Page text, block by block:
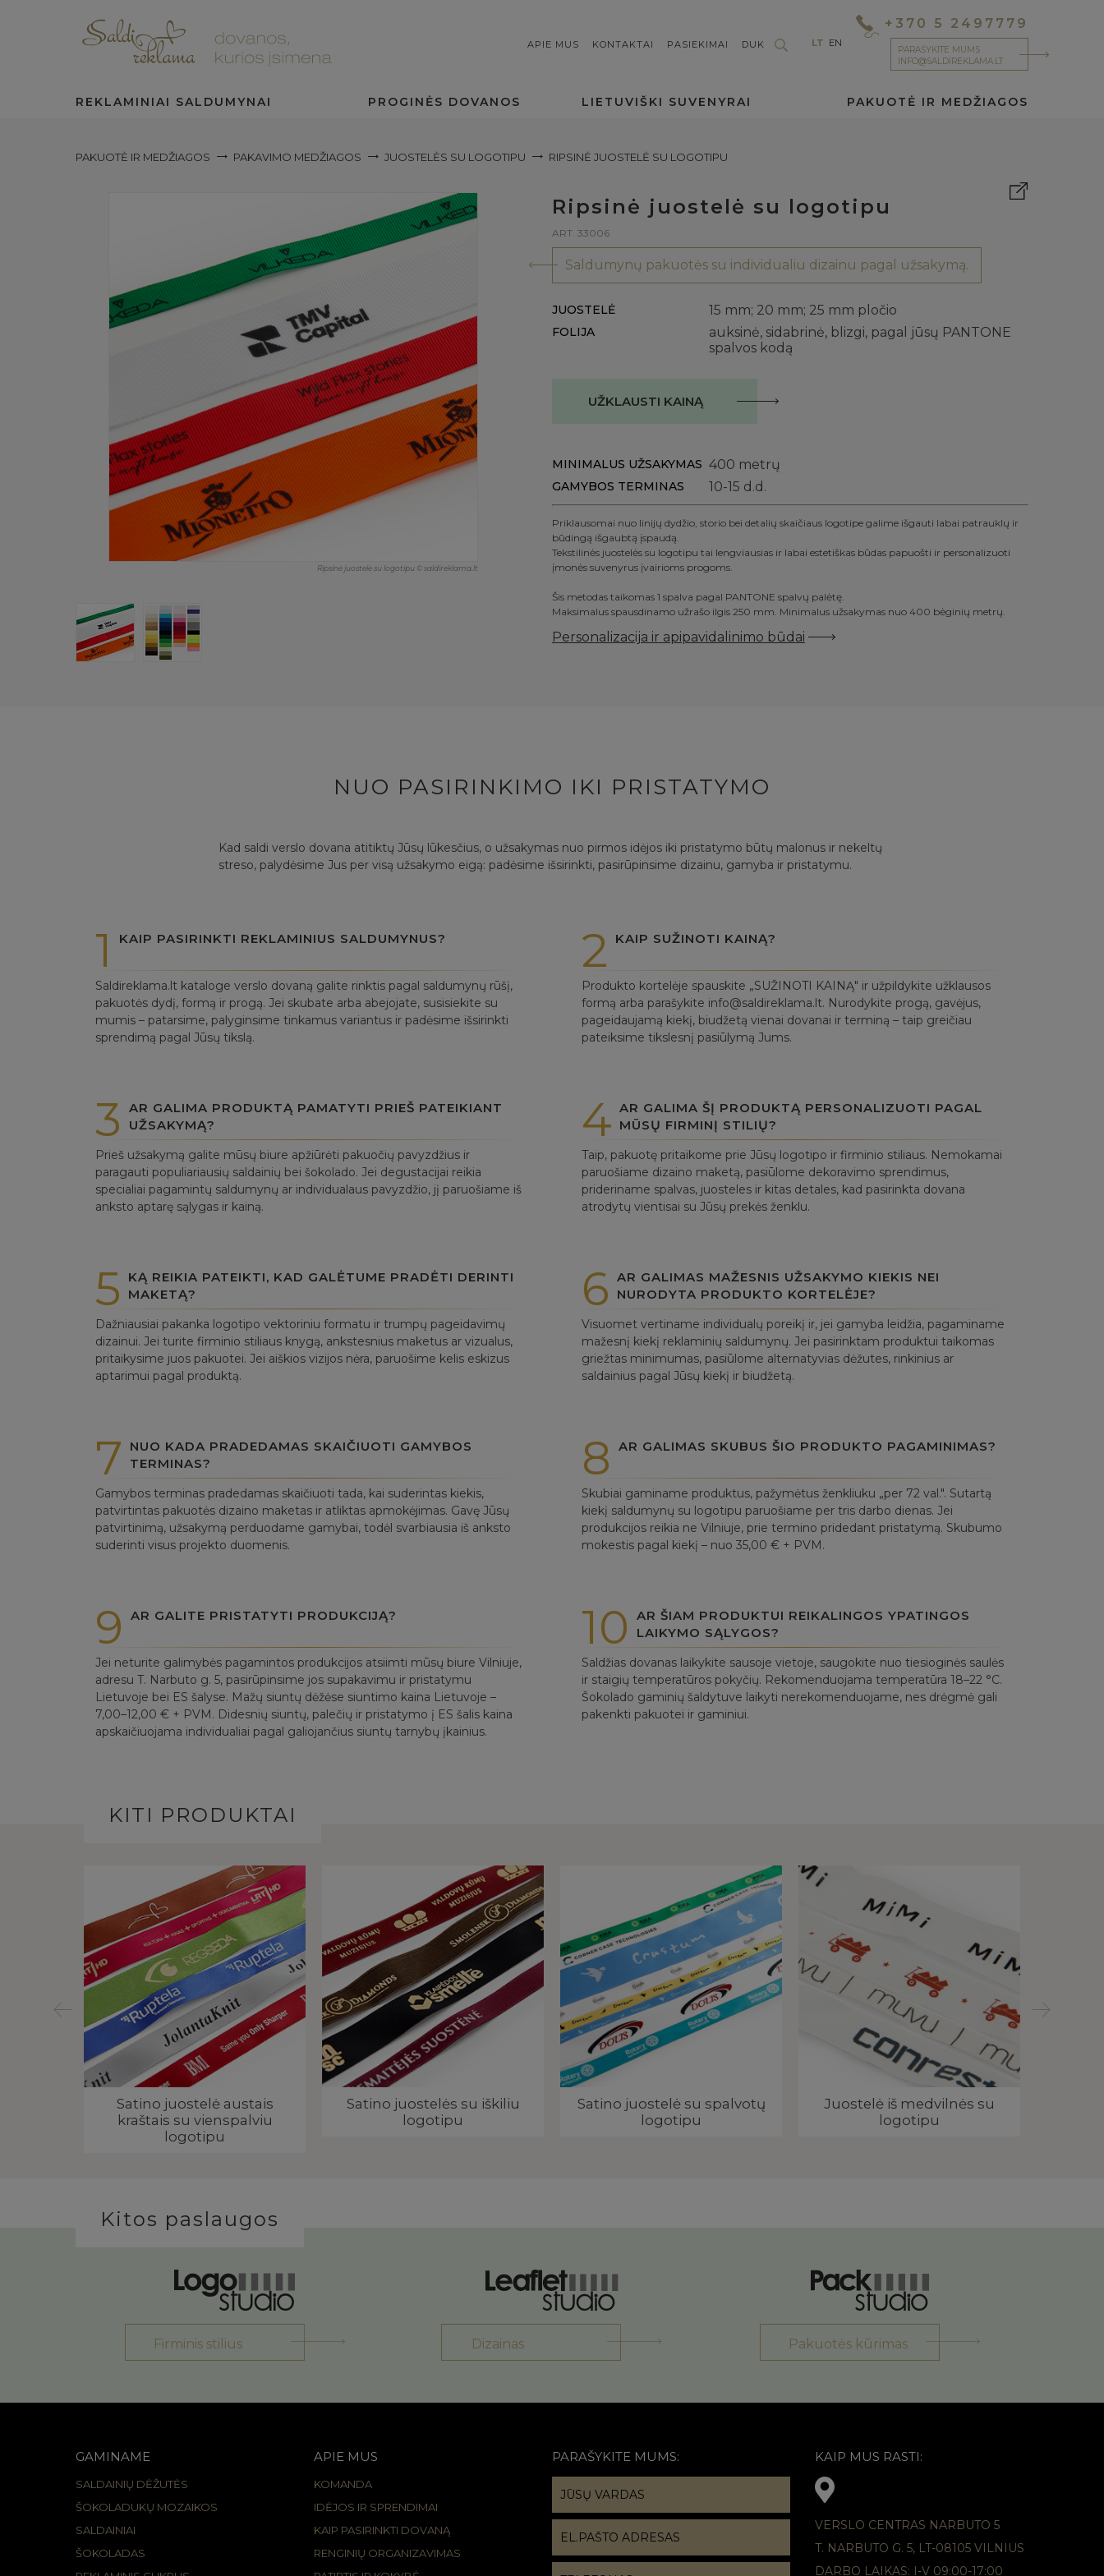
APIE MUS KONTAKTAI PASIEKIMAI DUK LT EN
+370 5 2497779
PARAŠYKITE MUMS
INFO@SALDIREKLAMA.LT
REKLAMINIAI SALDUMYNAI PROGINĖS DOVANOS LIETUVIŠKI SUVENYRAI PAKUOTĖ IR MEDŽIAGOS
PAKUOTĖ IR MEDŽIAGOS PAKAVIMO MEDŽIAGOS JUOSTELĖS SU LOGOTIPU RIPSINĖ JUOSTELĖ SU LOGOTIPU
Ripsinė juostelė su logotipu © saldireklama.lt
Ripsinė juostelė su logotipu
ART. 33006
Saldumynų pakuotės su individualiu dizainu pagal užsakymą.
JUOSTELĖ 15 mm; 20 mm; 25 mm pločio
FOLIJA
auksinė, sidabrinė, blizgi, pagal jūsų PANTONE
spalvos kodą
UŽKLAUSTI KAINĄ
MINIMALUS UŽSAKYMAS 400 metrų
GAMYBOS TERMINAS 10-15 d.d.
Priklausomai nuo linijų dydžio, storio bei detalių skaičiaus logotipe galime išgauti labai patrauklų ir
būdingą išgaubtą įspaudą.
Tekstilinės juostelės su logotipu tai lengviausias ir labai estetiškas būdas papuošti ir personalizuoti
įmonės suvenyrus įvairioms progoms.
Šis metodas taikomas 1 spalva pagal PANTONE spalvų palėtę.
Maksimalus spausdinamo užrašo ilgis 250 mm. Minimalus užsakymas nuo 400 bėginių metrų.
Personalizacija ir apipavidalinimo būdai
NUO PASIRINKIMO IKI PRISTATYMO
Kad saldi verslo dovana atitiktų Jūsų lūkesčius, o užsakymas nuo pirmos idėjos iki pristatymo būtų malonus ir nekeltų
streso, palydėsime Jus per visą užsakymo eigą: padėsime išsirinkti, pasirūpinsime dizainu, gamyba ir pristatymu.
1 KAIP PASIRINKTI REKLAMINIUS SALDUMYNUS?
Saldireklama.lt kataloge verslo dovaną galite rinktis pagal saldumynų rūšį,
pakuotės dydį, formą ir progą. Jei skubate arba abejojate, susisiekite su
mumis – patarsime, palyginsime tinkamus variantus ir padėsime išsirinkti
sprendimą pagal Jūsų tikslą.
2 KAIP SUŽINOTI KAINĄ?
Produkto kortelėje spauskite „SUŽINOTI KAINĄ" ir užpildykite užklausos
formą arba parašykite info@saldireklama.lt. Nurodykite progą, gavėjus,
pageidaujamą kiekį, biudžetą vienai dovanai ir terminą – taip greičiau
pateiksime tikslesnį pasiūlymą Jums.
3
AR GALIMA PRODUKTĄ PAMATYTI PRIEŠ PATEIKIANT
UŽSAKYMĄ?
Prieš užsakymą galite mūsų biure apžiūrėti pakuočių pavyzdžius ir
paragauti populiariausių saldainių bei šokolado. Jei degustacijai reikia
specialiai pagamintų saldumynų ar individualaus pavyzdžio, jį paruošiame iš
anksto aptarę sąlygas ir kainą.
4 AR GALIMA ŠĮ PRODUKTĄ PERSONALIZUOTI PAGAL
MŪSŲ FIRMINĮ STILIŲ?
Taip, pakuotę pritaikome prie Jūsų logotipo ir firminio stiliaus. Nemokamai
paruošiame dizaino maketą, pasiūlome dekoravimo sprendimus,
prideriname spalvas, juosteles ir kitas detales, kad pasirinkta dovana
atrodytų vientisai su Jūsų prekės ženklu.
5
KĄ REIKIA PATEIKTI, KAD GALĖTUME PRADĖTI DERINTI
MAKETĄ?
Dažniausiai pakanka logotipo vektoriniu formatu ir trumpų pageidavimų
dizainui. Jei turite firminio stiliaus knygą, ankstesnius maketus ar vizualus,
pritaikysime juos pakuotei. Jei aiškios vizijos nėra, paruošime kelis eskizus
aptarimui pagal produktą.
6 AR GALIMAS MAŽESNIS UŽSAKYMO KIEKIS NEI
NURODYTA PRODUKTO KORTELĖJE?
Visuomet vertiname individualų poreikį ir, jei gamyba leidžia, pagaminame
mažesnį kiekį reklaminių saldumynų. Jei pasirinktam produktui taikomas
griežtas minimumas, pasiūlome alternatyvias dėžutes, rinkinius ar
saldainius pagal Jūsų kiekį ir biudžetą.
7
NUO KADA PRADEDAMAS SKAIČIUOTI GAMYBOS
TERMINAS?
Gamybos terminas pradedamas skaičiuoti tada, kai suderintas kiekis,
patvirtintas pakuotės dizaino maketas ir atliktas apmokėjimas. Gavę Jūsų
patvirtinimą, užsakymą perduodame gamybai, todėl svarbiausia iš anksto
suderinti visus projekto duomenis.
8 AR GALIMAS SKUBUS ŠIO PRODUKTO PAGAMINIMAS?
Skubiai gaminame produktus, pažymėtus ženkliuku „per 72 val.". Sutartą
kiekį saldumynų su logotipu paruošiame per tris darbo dienas. Jei
produkcijos reikia ne Vilniuje, prie termino pridedant pristatymą. Skubumo
mokestis pagal kiekį – nuo 35,00 € + PVM.
9 AR GALITE PRISTATYTI PRODUKCIJĄ?
Jei neturite galimybės pagamintos produkcijos atsiimti mūsų biure Vilniuje,
adresu T. Narbuto g. 5, pasirūpinsime jos supakavimu ir pristatymu
Lietuvoje bei ES šalyse. Mažų siuntų dėžėse siuntimo kaina Lietuvoje –
7,00–12,00 € + PVM. Didesnių siuntų, palečių ir pristatymo į ES šalis kaina
apskaičiuojama individualiai pagal galiojančius siuntų tarnybų įkainius.
10
AR ŠIAM PRODUKTUI REIKALINGOS YPATINGOS
LAIKYMO SĄLYGOS?
Saldžias dovanas laikykite sausoje vietoje, saugokite nuo tiesioginės saulės
ir staigių temperatūros pokyčių. Rekomenduojama temperatūra 18–22 °C.
Šokolado gaminių šaldytuve laikyti nerekomenduojame, nes drėgmė gali
pakenkti pakuotei ir gaminiui.
KITI PRODUKTAI
Satino juostelė austais
kraštais su vienspalviu
logotipu
Satino juostelės su iškiliu
logotipu
Satino juostelė su spalvotų
logotipu
Juostelė iš medvilnės su
logotipu
Kitos paslaugos
Firminis stilius Dizainas Pakuotės kūrimas
GAMINAME
SALDAINIŲ DĖŽUTĖS
ŠOKOLADUKŲ MOZAIKOS
SALDAINIAI
ŠOKOLADAS
APIE MUS
KOMANDA
IDĖJOS IR SPRENDIMAI
KAIP PASIRINKTI DOVANĄ
RENGINIŲ ORGANIZAVIMAS
PARAŠYKITE MUMS: KAIP MUS RASTI:
VERSLO CENTRAS NARBUTO 5
T. NARBUTO G. 5, LT-08105 VILNIUS
DARBO LAIKAS: I-V 09:00-17:00